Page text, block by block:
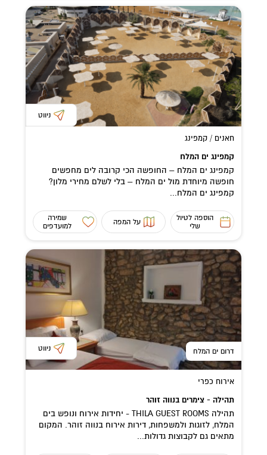
ניווט
חאנים / קמפינג
קמפינג ים המלח
קמפינג ים המלח – החופשה הכי קרובה לים מחפשים
חופשה מיוחדת מול ים המלח – בלי לשלם מחירי מלון?
קמפינג ים המלח...
הוספה לטיול
שלי
על המפה
שמירה
למועדפים
דרום ים המלח ניווט
אירוח כפרי
תהילה - צימרים בנווה זוהר
תהילה THILA GUEST ROOMS - יחידות אירוח ונופש בים
המלח, לזוגות ולמשפחות, דירות אירוח בנווה זוהר. המקום
מתאים גם לקבוצות גדולות...